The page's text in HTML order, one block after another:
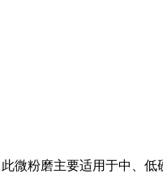
微粉磨主要适用于中、